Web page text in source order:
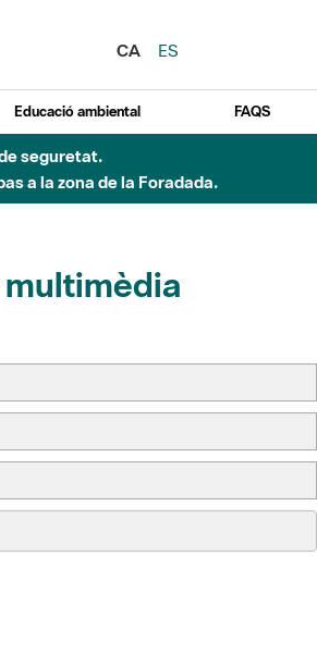
CA
ES
Educació ambiental FAQS
seguretat.
a la zona de la Foradada.